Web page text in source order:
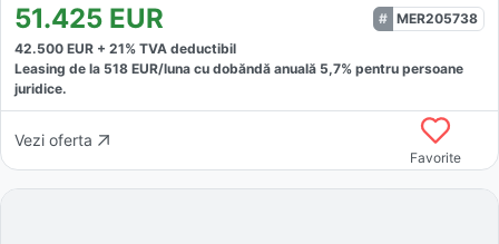
51.425 EUR
MER205738
42.500 EUR + 21% TVA deductibil
Leasing de la 518 EUR/luna cu dobăndă anuală 5,7% pentru persoane
juridice.
Vezi oferta
Favorite